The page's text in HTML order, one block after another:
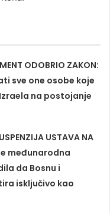
ODOBRIO ZAKON:
sve one osobe koje
na postojanje
USTAVA NA
međunarodna
da Bosnu i
isključivo kao